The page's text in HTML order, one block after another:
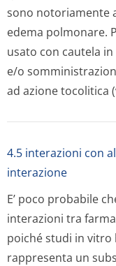
sono notoriamente
edema polmonare.
usato con cautela
e/o
ad azione tocolitica
4.5 interazioni con
interazione
E’ poco probabile
interazioni tra
poiché studi in vitro
rappresenta un